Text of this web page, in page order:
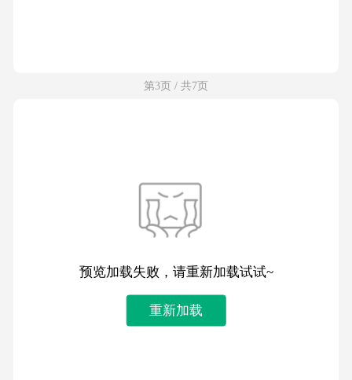
第3页 / 共7页
预览加载失败，请重新加载试试~
重新加载